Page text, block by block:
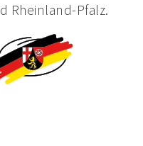
Rheinland-Pfalz.